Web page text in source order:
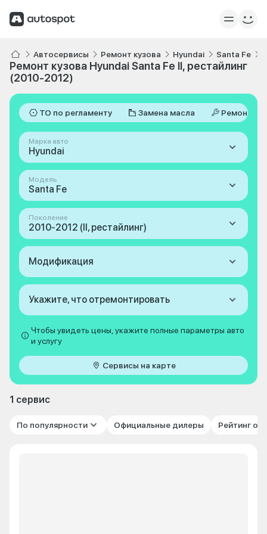
Автосервисы Ремонт кузова Hyundai Santa Fe
Ремонт кузова Hyundai Santa Fe II, рестайлинг
(2010-2012)
ТО по регламенту Замена масла Ремонт
Марка авто
Hyundai
Модель
Santa Fe
Поколение
2010-2012 (II, рестайлинг)
Модификация
Укажите, что отремонтировать
Чтобы увидеть цены, укажите полные параметры авто
и услугу
Сервисы на карте
1 сервис
По популярности Официальные дилеры Рейтинг